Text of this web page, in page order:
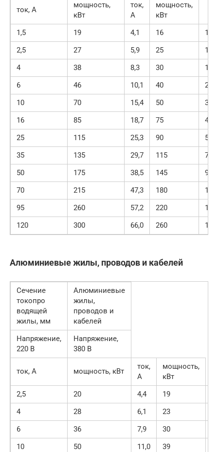
ток, А
мощность,
кВт
ток,
А
мощность,
кВт
1,5
19 4,1 16
10,5
2,5
27 5,9 25
16,5
4
38 8,3 30
19,8
6
46 10,1 40
26,4
10
70 15,4 50
33,0
16
85 18,7 75
49,5
25
115 25,3 90
59,4
35
135 29,7 115
75,9
50
175 38,5 145
95,7
70
215 47,3 180
95
260 57,2 220
120
300 66,0 260
Алюминиевые жилы, проводов и кабелей
Сечение
токопро
водящей
жилы, мм
Алюминиевые
жилы,
проводов и
кабелей
Напряжение,
220 В
Напряжение,
380 В
ток, А мощность, кВт
ток,
А
мощность,
кВт
2,5
20 4,4 19
4
28 6,1 23
6
36 7,9 30
10
50 11,0 39